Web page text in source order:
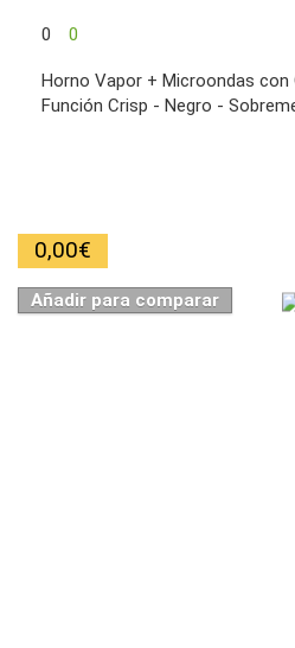
0 0
Horno Vapor + Microondas con
Función Crisp - Negro -
0,00€
Añadir para comparar